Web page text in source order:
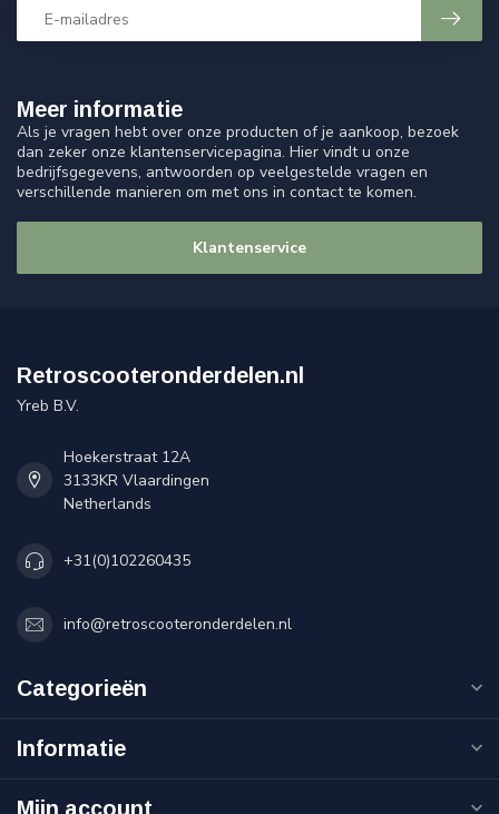
Meer informatie
Als je vragen hebt over onze producten of je aankoop, bezoek
dan zeker onze klantenservicepagina. Hier vindt u onze
bedrijfsgegevens, antwoorden op veelgestelde vragen en
verschillende manieren om met ons in contact te komen.
Klantenservice
Retroscooteronderdelen.nl
Yreb B.V.
Hoekerstraat 12A
3133KR Vlaardingen
Netherlands
+31(0)102260435
info@retroscooteronderdelen.nl
Categorieën
Informatie
Mijn account